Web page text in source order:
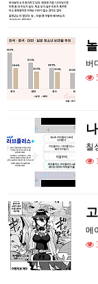
버
칠
메